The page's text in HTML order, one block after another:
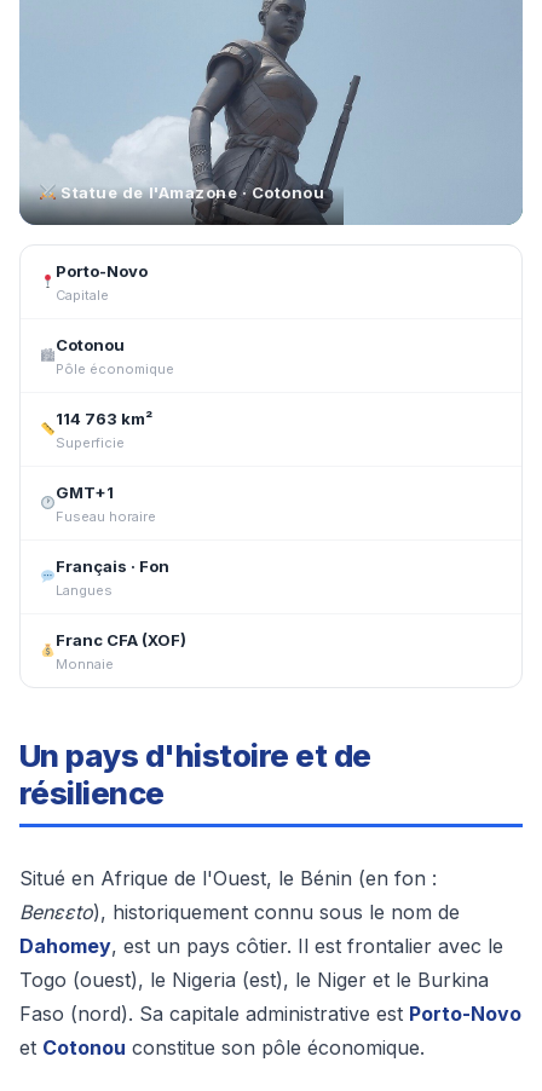
Un pays d'histoire et de
résilience
Situé en Afrique de l'Ouest, le Bénin (en fon :
Benɛɛto), historiquement connu sous le nom de
Dahomey, est un pays côtier. Il est frontalier avec le
Togo (ouest), le Nigeria (est), le Niger et le Burkina
Faso (nord). Sa capitale administrative est Porto-Novo
et Cotonou constitue son pôle économique.
Statue de l'Amazone · Cotonou
Porto-Novo
Capitale
🏙
Cotonou
Pôle économique
114 763 km²
Superficie
GMT+1
Fuseau horaire
Français · Fon
Langues
Franc CFA (XOF)
Monnaie